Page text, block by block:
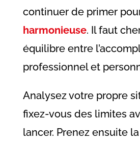
continuer de primer
harmonieuse. Il faut
équilibre entre
professionnel et
Analysez votre propre
fixez-vous des limites
lancer. Prenez ensuite